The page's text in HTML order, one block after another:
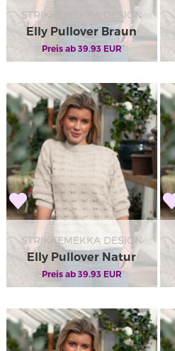
STRIKKEMEKKA DESIGN
Elly Pullover Braun
Preis ab 39.93EUR
STRIKKEMEKKA DESIGN
Elly Pullover Natur
Preis ab 39.93EUR